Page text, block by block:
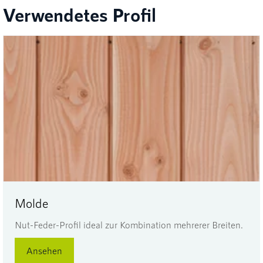
Verwendetes Profil
Molde
Nut-Feder-Profil ideal zur Kombination mehrerer Breiten.
Ansehen